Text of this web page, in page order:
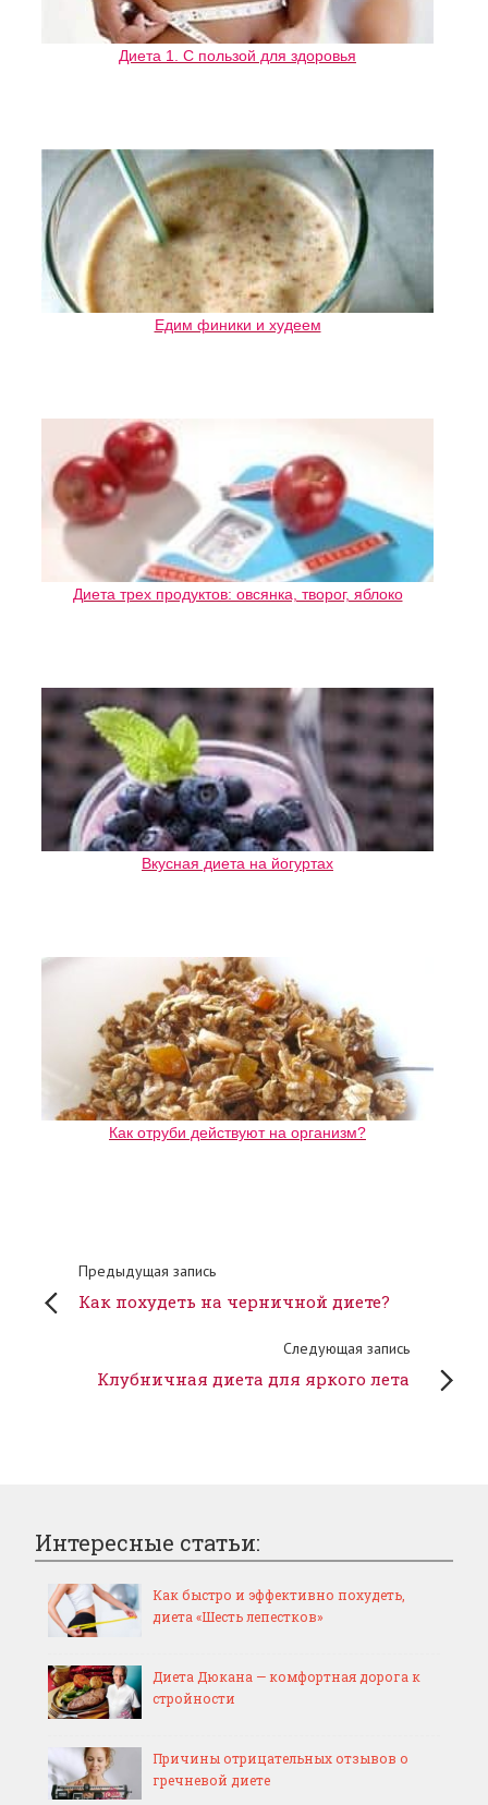
Диета 1. С пользой для здоровья
Едим финики и худеем
Диета трех продуктов: овсянка, творог, яблоко
Вкусная диета на йогуртах
Как отруби действуют на организм?
Предыдущая запись
Как похудеть на черничной диете?
Следующая запись
Клубничная диета для яркого лета
Интересные статьи:
Как быстро и эффективно похудеть,
диета «Шесть лепестков»
Диета Дюкана — комфортная дорога к
стройности
Причины отрицательных отзывов о
гречневой диете